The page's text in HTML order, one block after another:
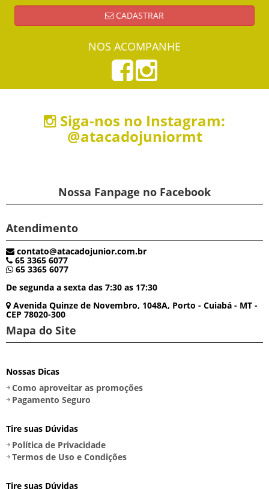
CADASTRAR
NOS ACOMPANHE
Siga-nos no Instagram:
@atacadojuniormt
Nossa Fanpage no Facebook
Atendimento
contato@atacadojunior.com.br
65 3365 6077
65 3365 6077
De segunda a sexta das 7:30 as 17:30
Avenida Quinze de Novembro, 1048A, Porto - Cuiabá - MT -
CEP 78020-300
Mapa do Site
Nossas Dicas
Como aproveitar as promoções
Pagamento Seguro
Tire suas Dúvidas
Política de Privacidade
Termos de Uso e Condições
Tire suas Dúvidas